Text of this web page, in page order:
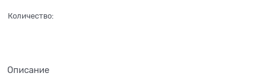
Количество:
Описание